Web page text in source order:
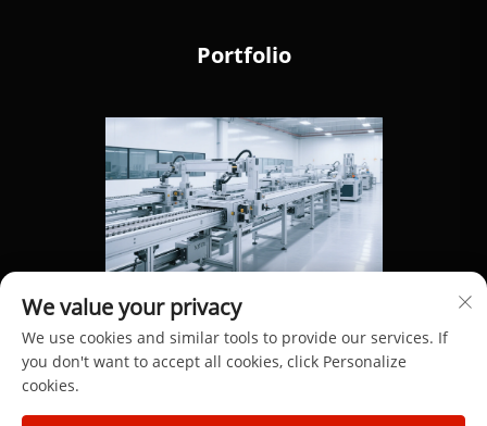
Portfolio
Copyright © 2025 Dongguan Hengdong Aluminum Materials
We value your privacy
We use cookies and similar tools to provide our services. If
you don't want to accept all cookies, click Personalize
cookies.